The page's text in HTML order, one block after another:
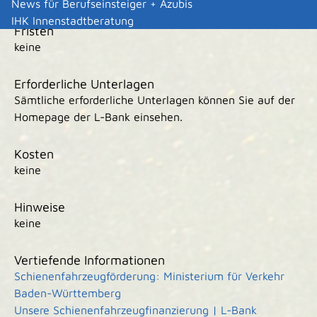
News für Berufseinsteiger + Azubis
IHK Innenstadtberatung
Fristen
keine
Erforderliche Unterlagen
Sämtliche erforderliche Unterlagen können Sie auf der
Homepage der L-Bank einsehen.
Kosten
keine
Hinweise
keine
Vertiefende Informationen
Schienenfahrzeugförderung: Ministerium für Verkehr
Baden-Württemberg
Unsere Schienenfahrzeugfinanzierung | L-Bank